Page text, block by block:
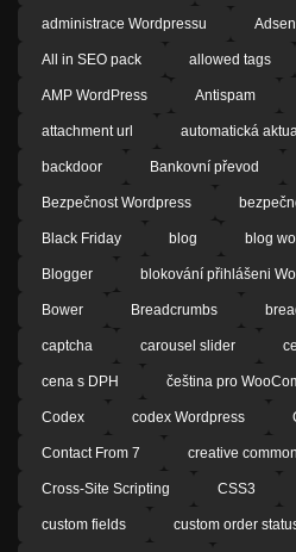
administrace Wordpressu
All in SEO pack allowed tags
AMP WordPress Antispam
attachment url automatická
backdoor Bankovní převod
Bezpečnost Wordpress
Black Friday blog blog
Blogger blokování přihlášeni
Bower Breadcrumbs
captcha carousel slider
cena s DPH čeština pro
Codex codex Wordpress
Contact From 7 creative
Cross-Site Scripting CSS3
custom fields custom order